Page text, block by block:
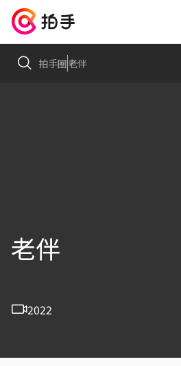
拍手圈老伴
老伴
2022